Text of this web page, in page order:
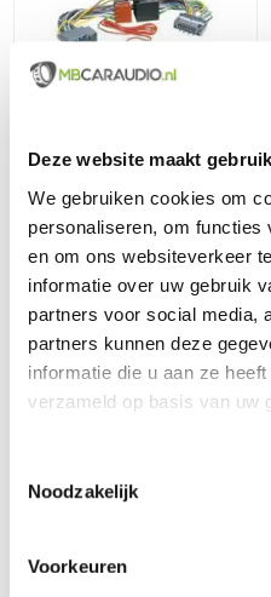
Deze website maakt
We gebruiken cookies om
personaliseren, om functies
en om ons websiteverkeer
informatie over uw gebruik
partners voor social media,
partners kunnen deze
informatie die u aan ze
verzameld op basis van uw
Noodzakelijk
Voorkeuren